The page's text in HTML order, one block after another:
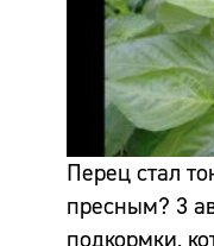
Перец стал
пресным? 3
подкормки,